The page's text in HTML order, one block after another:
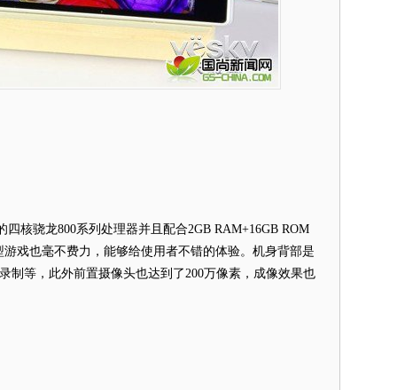
骁龙800系列处理器并且配合2GB RAM+16GB ROM
戏也毫不费力，能够给使用者不错的体验。机身背部是
制等，此外前置摄像头也达到了200万像素，成像效果也